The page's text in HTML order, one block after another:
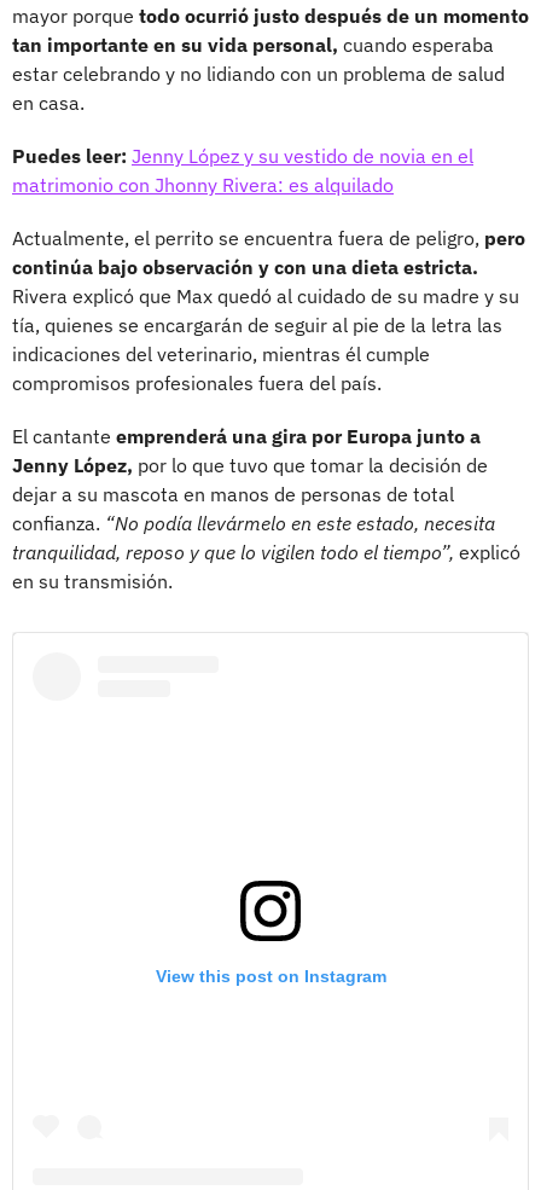
mayor porque todo ocurrió justo después de un momento
tan importante en su vida personal, cuando esperaba
estar celebrando y no lidiando con un problema de salud
en casa.
Puedes leer: Jenny López y su vestido de novia en el
matrimonio con Jhonny Rivera: es alquilado
Actualmente, el perrito se encuentra fuera de peligro, pero
continúa bajo observación y con una dieta estricta.
Rivera explicó que Max quedó al cuidado de su madre y su
tía, quienes se encargarán de seguir al pie de la letra las
indicaciones del veterinario, mientras él cumple
compromisos profesionales fuera del país.
El cantante emprenderá una gira por Europa junto a
Jenny López, por lo que tuvo que tomar la decisión de
dejar a su mascota en manos de personas de total
confianza. “No podía llevármelo en este estado, necesita
tranquilidad, reposo y que lo vigilen todo el tiempo”, explicó
en su transmisión.
View this post on Instagram